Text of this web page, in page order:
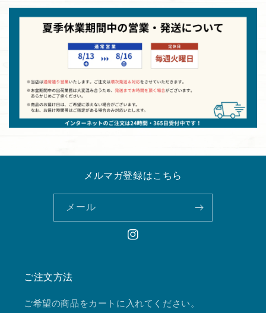
メルマガ登録はこちら
メール
Instagram
ご注文方法
ご希望の商品をカートに入れてください。